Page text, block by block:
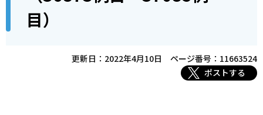
目）
更新日：2022年4月10日
ページ番号：11663524
ポストする